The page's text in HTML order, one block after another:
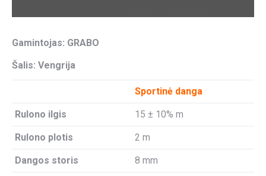
Gamintojas: GRABO
Šalis: Vengrija
Sportinė danga
Rulono ilgis 15 ± 10% m
Rulono plotis 2 m
Dangos storis 8 mm